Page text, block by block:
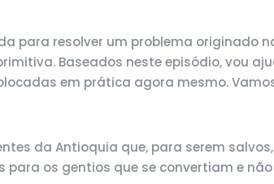
para resolver um problema originado
Baseados neste episódio, vou
em prática agora mesmo.
da Antioquia que, para serem
para os gentios que se convertiam e